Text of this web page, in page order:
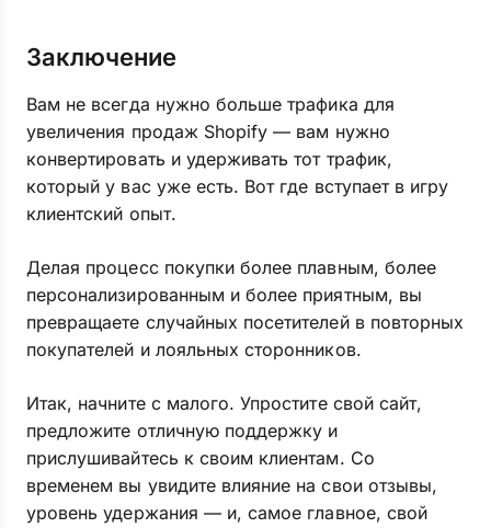
Заключение
Вам не всегда нужно больше трафика для
увеличения продаж Shopify — вам нужно
конвертировать и удерживать тот трафик,
который у вас уже есть. Вот где вступает в игру
клиентский опыт.
Делая процесс покупки более плавным, более
персонализированным и более приятным, вы
превращаете случайных посетителей в повторных
покупателей и лояльных сторонников.
Итак, начните с малого. Упростите свой сайт,
предложите отличную поддержку и
прислушивайтесь к своим клиентам. Со
временем вы увидите влияние на свои отзывы,
уровень удержания — и, самое главное, свой